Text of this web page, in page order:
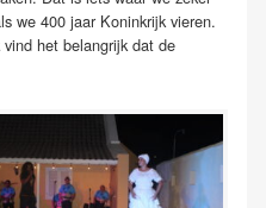
we 400 jaar Koninkrijk vieren.
het belangrijk dat de